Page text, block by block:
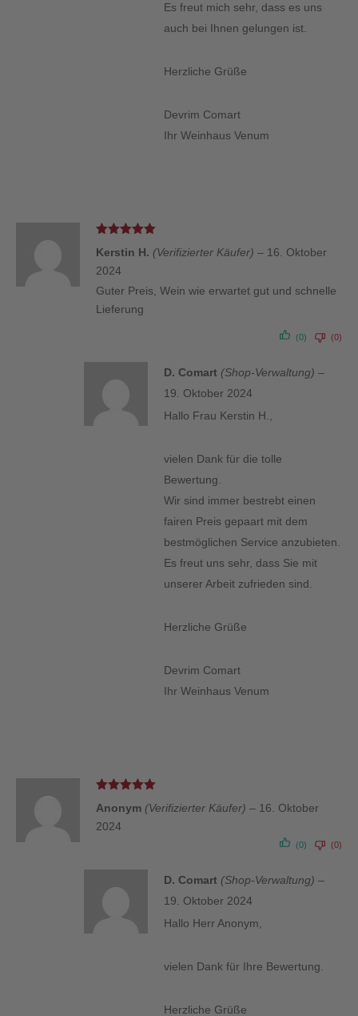
Es freut mich sehr, dass es uns
auch bei Ihnen gelungen ist.
Herzliche Grüße
Devrim Comart
Ihr Weinhaus Venum
mit5von 5
Kerstin H. (Verifizierter Käufer) – 16. Oktober
2024
Guter Preis, Wein wie erwartet gut und schnelle
Lieferung
(0) (0)
D. Comart (Shop-Verwaltung) –
19. Oktober 2024
Hallo Frau Kerstin H.,
vielen Dank für die tolle
Bewertung.
Wir sind immer bestrebt einen
fairen Preis gepaart mit dem
bestmöglichen Service anzubieten.
Es freut uns sehr, dass Sie mit
unserer Arbeit zufrieden sind.
Herzliche Grüße
Devrim Comart
Ihr Weinhaus Venum
mit5 von 5
Anonym (Verifizierter Käufer) – 16. Oktober
2024
(0) (0)
D. Comart (Shop-Verwaltung) –
19. Oktober 2024
Hallo Herr Anonym,
vielen Dank für Ihre Bewertung.
Herzliche Grüße